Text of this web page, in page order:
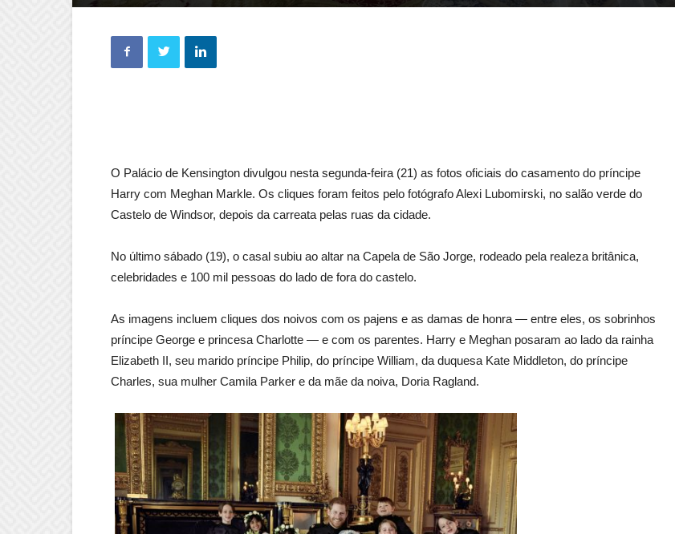
O Palácio de Kensington divulgou nesta segunda-feira (21) as fotos oficiais do casamento do príncipe
Harry com Meghan Markle. Os cliques foram feitos pelo fotógrafo Alexi Lubomirski, no salão verde do
Castelo de Windsor, depois da carreata pelas ruas da cidade.
No último sábado (19), o casal subiu ao altar na Capela de São Jorge, rodeado pela realeza britânica,
celebridades e 100 mil pessoas do lado de fora do castelo.
As imagens incluem cliques dos noivos com os pajens e as damas de honra — entre eles, os sobrinhos
príncipe George e princesa Charlotte — e com os parentes. Harry e Meghan posaram ao lado da rainha
Elizabeth II, seu marido príncipe Philip, do príncipe William, da duquesa Kate Middleton, do príncipe
Charles, sua mulher Camila Parker e da mãe da noiva, Doria Ragland.